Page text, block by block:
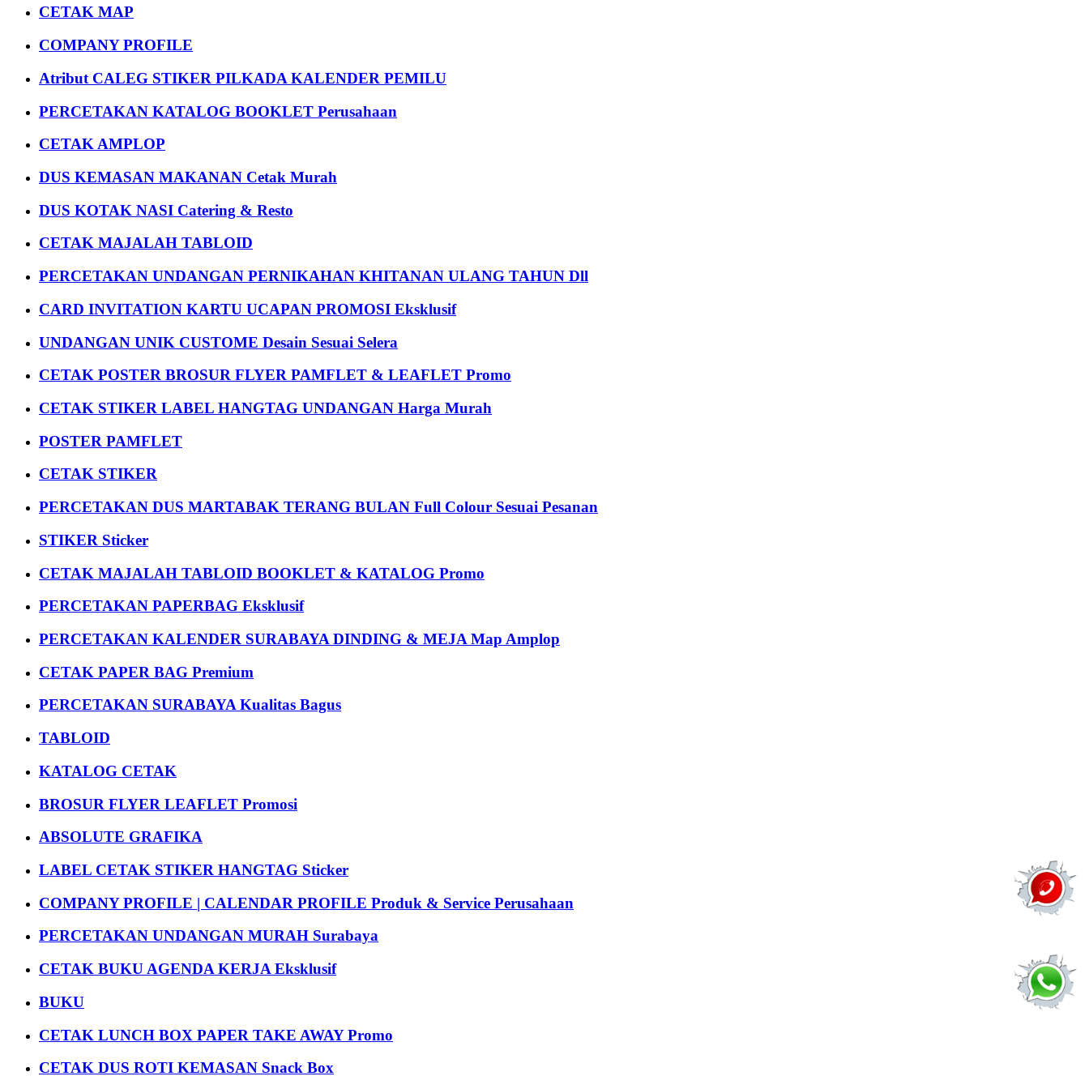
CETAK MAP
COMPANY PROFILE
Atribut CALEG STIKER PILKADA KALENDER PEMILU
PERCETAKAN KATALOG BOOKLET Perusahaan
CETAK AMPLOP
DUS KEMASAN MAKANAN Cetak Murah
DUS KOTAK NASI Catering & Resto
CETAK MAJALAH TABLOID
PERCETAKAN UNDANGAN PERNIKAHAN KHITANAN ULANG TAHUN Dll
CARD INVITATION KARTU UCAPAN PROMOSI Eksklusif
UNDANGAN UNIK CUSTOME Desain Sesuai Selera
CETAK POSTER BROSUR FLYER PAMFLET & LEAFLET Promo
CETAK STIKER LABEL HANGTAG UNDANGAN Harga Murah
POSTER PAMFLET
CETAK STIKER
PERCETAKAN DUS MARTABAK TERANG BULAN Full Colour Sesuai Pesanan
STIKER Sticker
CETAK MAJALAH TABLOID BOOKLET & KATALOG Promo
PERCETAKAN PAPERBAG Eksklusif
PERCETAKAN KALENDER SURABAYA DINDING & MEJA Map Amplop
CETAK PAPER BAG Premium
PERCETAKAN SURABAYA Kualitas Bagus
TABLOID
KATALOG CETAK
BROSUR FLYER LEAFLET Promosi
ABSOLUTE GRAFIKA
LABEL CETAK STIKER HANGTAG Sticker
COMPANY PROFILE | CALENDAR PROFILE Produk & Service Perusahaan
PERCETAKAN UNDANGAN MURAH Surabaya
CETAK BUKU AGENDA KERJA Eksklusif
BUKU
CETAK LUNCH BOX PAPER TAKE AWAY Promo
CETAK DUS ROTI KEMASAN Snack Box